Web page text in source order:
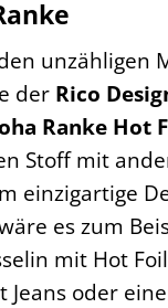
unzähligen
der Rico
Ranke Hot
Stoff mit
einzigartige
es zum
mit Hot
oder